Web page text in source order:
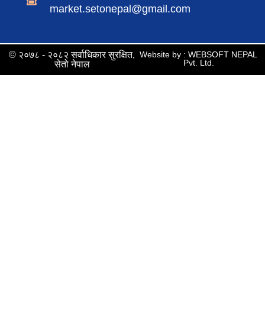
market.setonepal@gmail.com
© २०७८ - २०८२ सर्वाधिकार सुरक्षित,
सेतो नेपाल
Website by : WEBSOFT NEPAL
Pvt. Ltd.